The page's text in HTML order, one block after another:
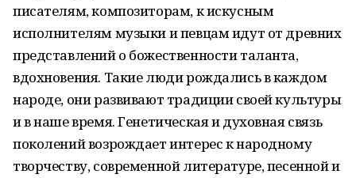
писателям, композиторам, к искусным
исполнителям музыки и певцам идут от древних
представлений о божественности таланта,
вдохновения. Такие люди рождались в каждом
народе, они развивают традиции своей культуры
и в наше время. Генетическая и духовная связь
поколений возрождает интерес к народному
творчеству, современной литературе, песенной и